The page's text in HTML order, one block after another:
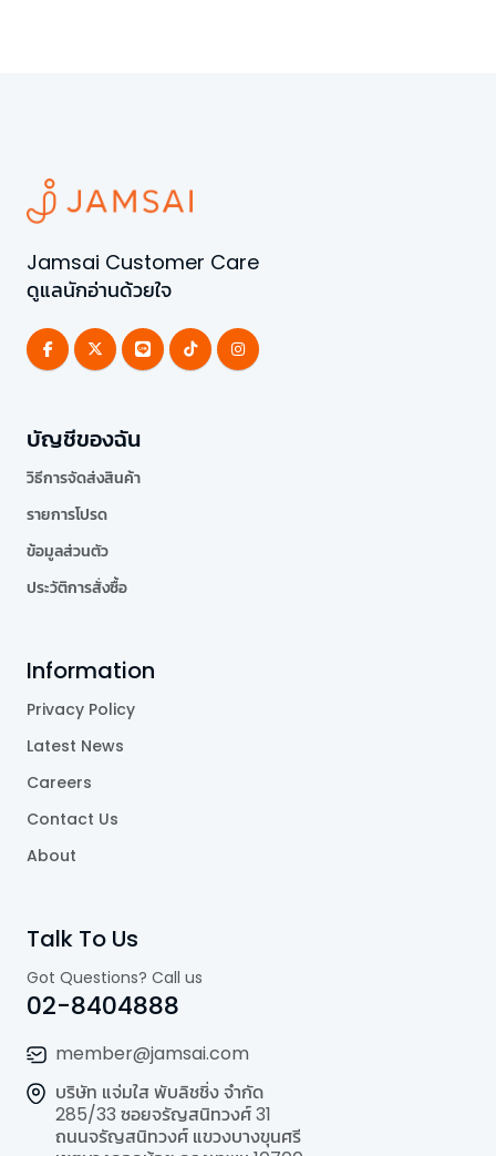
Jamsai Customer Care
ดูแลนักอ่านด้วยใจ
บัญชีของฉัน
วิธีการจัดส่งสินค้า
รายการโปรด
ข้อมูลส่วนตัว
ประวัติการสั่งซื้อ
Information
Privacy Policy
Latest News
Careers
Contact Us
About
Talk To Us
Got Questions? Call us
02-8404888
member@jamsai.com
บริษัท แจ่มใส พับลิชชิ่ง จำกัด
285/33 ซอยจรัญสนิทวงศ์ 31
ถนนจรัญสนิทวงศ์ แขวงบางขุนศรี